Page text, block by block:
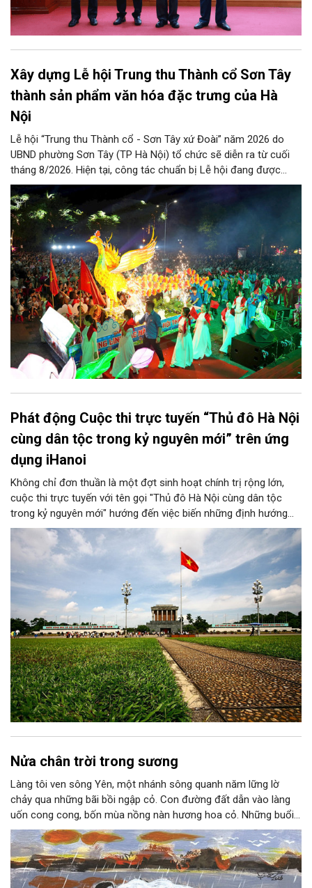
Xây dựng Lễ hội Trung thu Thành cổ Sơn Tây
thành sản phẩm văn hóa đặc trưng của Hà
Nội
Lễ hội “Trung thu Thành cổ - Sơn Tây xứ Đoài” năm 2026 do
UBND phường Sơn Tây (TP Hà Nội) tổ chức sẽ diễn ra từ cuối
tháng 8/2026. Hiện tại, công tác chuẩn bị Lễ hội đang được
chính quyền phường Sơn Tây cùng các phòng, ban, ngành, đơn
vị và 25 tổ dân phố khẩn trương triển khai, tạo khí thế sôi nổi,
sẵn sàng mang đến cho Nhân dân và du khách một mùa Trung
thu quy mô, đặc sắc và giàu bản sắc văn hóa xứ Đoài.
Phát động Cuộc thi trực tuyến “Thủ đô Hà Nội
cùng dân tộc trong kỷ nguyên mới” trên ứng
dụng iHanoi
Không chỉ đơn thuần là một đợt sinh hoạt chính trị rộng lớn,
cuộc thi trực tuyến với tên gọi "Thủ đô Hà Nội cùng dân tộc
trong kỷ nguyên mới" hướng đến việc biến những định hướng
chiến lược trong Nghị quyết số 02-NQ/TW của Bộ Chính trị
thành niềm tin, thành nhận thức chung của mỗi người dân.
Nửa chân trời trong sương
Làng tôi ven sông Yên, một nhánh sông quanh năm lững lờ
chảy qua những bãi bồi ngập cỏ. Con đường đất dẫn vào làng
uốn cong cong, bốn mùa nồng nàn hương hoa cỏ. Những buổi
hoàng hôn, khi nắng đã dịu xuống phía cuối sông, đám hoa tím
lại thẫm màu như có ai vừa rắc lên một lớp khói.